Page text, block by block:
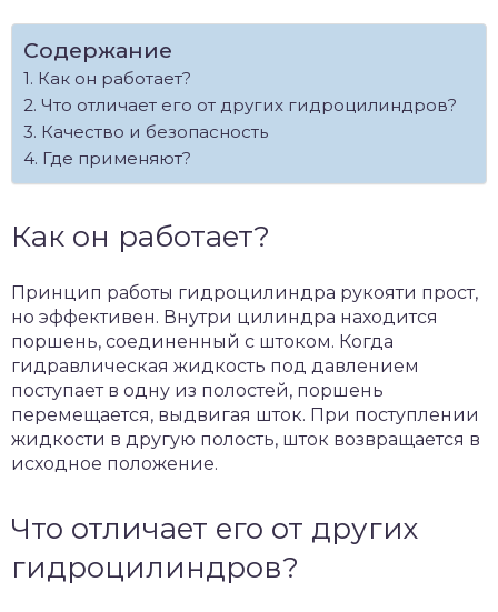
Содержание
Как он работает?
Что отличает его от других гидроцилиндров?
Качество и безопасность
Где применяют?
Как он работает?
Принцип работы гидроцилиндра рукояти прост,
но эффективен. Внутри цилиндра находится
поршень, соединенный с штоком. Когда
гидравлическая жидкость под давлением
поступает в одну из полостей, поршень
перемещается, выдвигая шток. При поступлении
жидкости в другую полость, шток возвращается в
исходное положение.
Что отличает его от других
гидроцилиндров?